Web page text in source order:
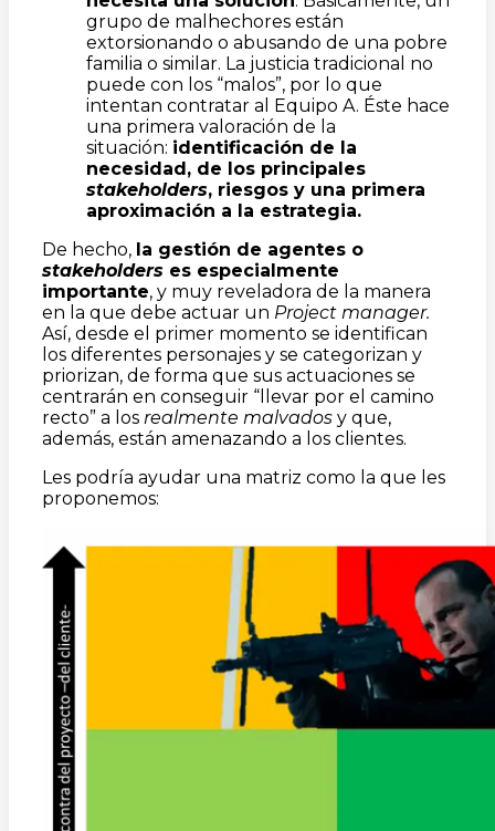
grupo de malhechores están
extorsionando o abusando de una pobre
familia o similar. La justicia tradicional no
puede con los “malos”, por lo que
intentan contratar al Equipo A. Éste hace
una primera valoración de la
situación: identificación de la
necesidad, de los principales
stakeholders, riesgos y una primera
aproximación a la estrategia.
De hecho, la gestión de agentes o
stakeholders es especialmente
importante, y muy reveladora de la manera
en la que debe actuar un Project manager.
Así, desde el primer momento se identifican
los diferentes personajes y se categorizan y
priorizan, de forma que sus actuaciones se
centrarán en conseguir “llevar por el camino
recto” a los realmente malvados y que,
además, están amenazando a los clientes.
Les podría ayudar una matriz como la que les
proponemos: